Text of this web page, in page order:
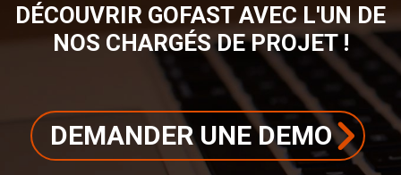
DÉCOUVRIR GOFAST AVEC L'UN DE
NOS CHARGÉS DE PROJET !
DEMANDER UNE DEMO